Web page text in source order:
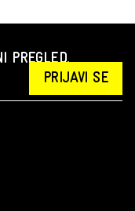
PREGLED.
PRIJAVI SE